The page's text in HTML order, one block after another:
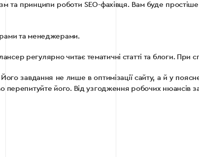
та принципи роботи SEO-фахівця. Вам буде
та менеджерами.
регулярно читає тематичні статті та блоги. При
завдання не лише в оптимізації сайту, а й у
перепитуйте його. Від узгодження робочих нюансів